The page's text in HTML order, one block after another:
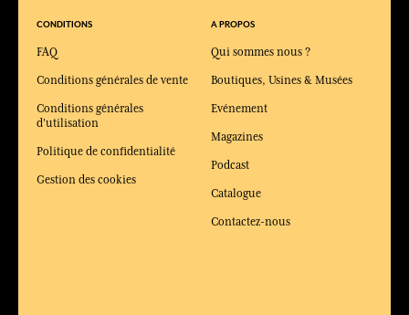
CONDITIONS
FAQ
Conditions générales de vente
Conditions générales
d'utilisation
Politique de confidentialité
Gestion des cookies
A PROPOS
Qui sommes nous ?
Boutiques, Usines & Musées
Evénement
Magazines
Podcast
Catalogue
Contactez-nous